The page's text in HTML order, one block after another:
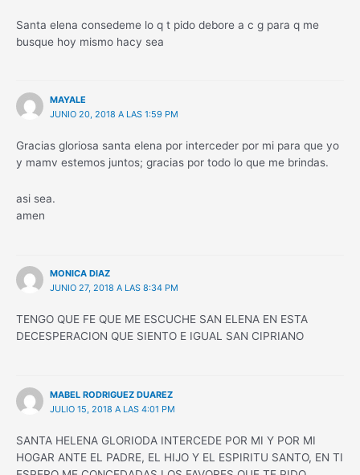
Santa elena consedeme lo q t pido debore a c g para q me
busque hoy mismo hacy sea
MAYALE
JUNIO 20, 2018 A LAS 1:59 PM
Gracias gloriosa santa elena por interceder por mi para que yo
y mamv estemos juntos; gracias por todo lo que me brindas.
asi sea.
amen
MONICA DIAZ
JUNIO 27, 2018 A LAS 8:34 PM
TENGO QUE FE QUE ME ESCUCHE SAN ELENA EN ESTA
DECESPERACION QUE SIENTO E IGUAL SAN CIPRIANO
MABEL RODRIGUEZ DUAREZ
JULIO 15, 2018 A LAS 4:01 PM
SANTA HELENA GLORIODA INTERCEDE POR MI Y POR MI
HOGAR ANTE EL PADRE, EL HIJO Y EL ESPIRITU SANTO, EN TI